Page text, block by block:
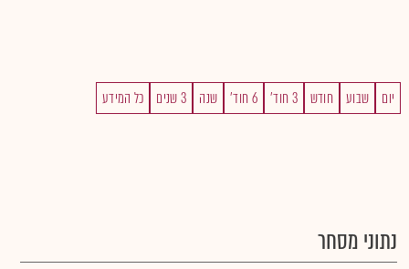
יום שבוע חודש 3 חוד' 6 חוד' שנה 3 שנים כל המידע
נתוני מסחר